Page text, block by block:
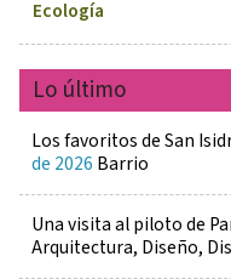
Ecología
Lo último
Los favoritos de San
de 2026 Barrio
Una visita al piloto de
Arquitectura, Diseño,